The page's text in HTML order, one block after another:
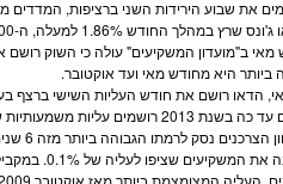
ג'ונסשרץ במהלך החודש 1.86% למעלה, ה-
מאי ב"מועדון המשקיעים" עולה כי השוק
ביותר היא מחודש מאי ועד אוקטובר.
הדאו רושם את חודש העליות השישי ברצף
של כ-15% כל אחד.